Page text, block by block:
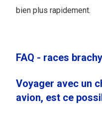
bien plus rapidement.
FAQ - races
Voyager avec un
avion, est ce